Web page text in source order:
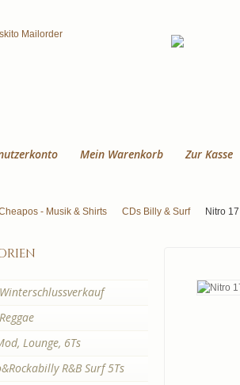
Mein Warenkorb Zur Kasse
- Musik & Shirts CDs Billy & Surf Nitro
Lounge, 6Ts
R&B Surf 5Ts